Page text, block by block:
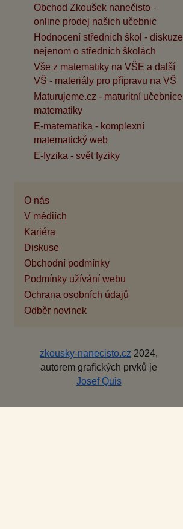
Obchod Zkoušek nanečisto -
online prodej našich učebnic
Hodnocení středních škol - diskuze
nejenom o středních školách
Vše z matematiky na VŠE a další
VŠ - materiály pro přípravu na VŠ
Maturujeme.cz - maturitní učebnice
matematiky
E-matematika - komplexní
matematický web
E-fyzika - svět fyziky
O nás
V médiích
Kariéra
Diskuse
Obchodní podmínky
Podmínky užívání webu
Ochrana osobních údajů
Odběr novinek
zkousky-nanecisto.cz 2024,
autorem grafických prvků je
Josef Quis